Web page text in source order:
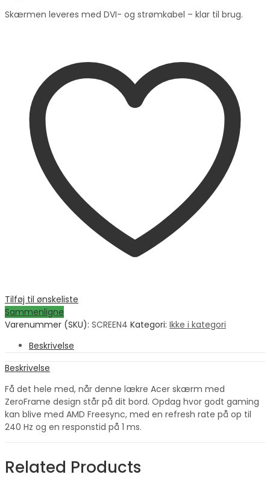
Skærmen leveres med DVI- og strømkabel – klar til brug.
Tilføj til ønskeliste
Sammenligne
Varenummer (SKU): SCREEN4 Kategori: Ikke i kategori
Beskrivelse
Beskrivelse
Få det hele med, når denne lækre Acer skærm med
ZeroFrame design står på dit bord. Opdag hvor godt gaming
kan blive med AMD Freesync, med en refresh rate på op til
240 Hz og en responstid på 1 ms.
Related Products